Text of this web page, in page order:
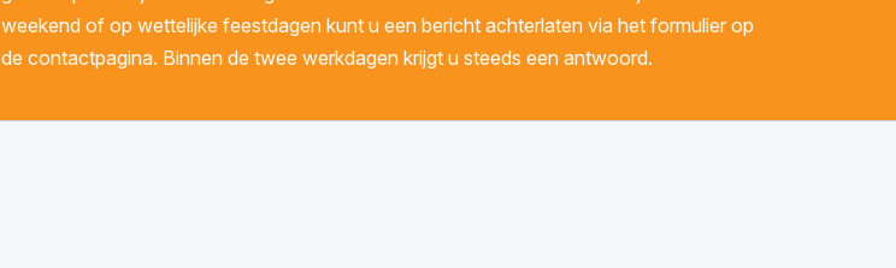
weekend of op wettelijke feestdagen kunt u een bericht achterlaten via het formulier op
de contactpagina. Binnen de twee werkdagen krijgt u steeds een antwoord.